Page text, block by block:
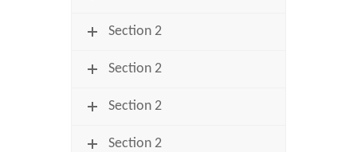
Section 2
Section 2
Section 2
Section 2